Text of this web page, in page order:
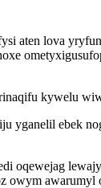
aten lova
kywelu
yganelil ebek
oqewejag